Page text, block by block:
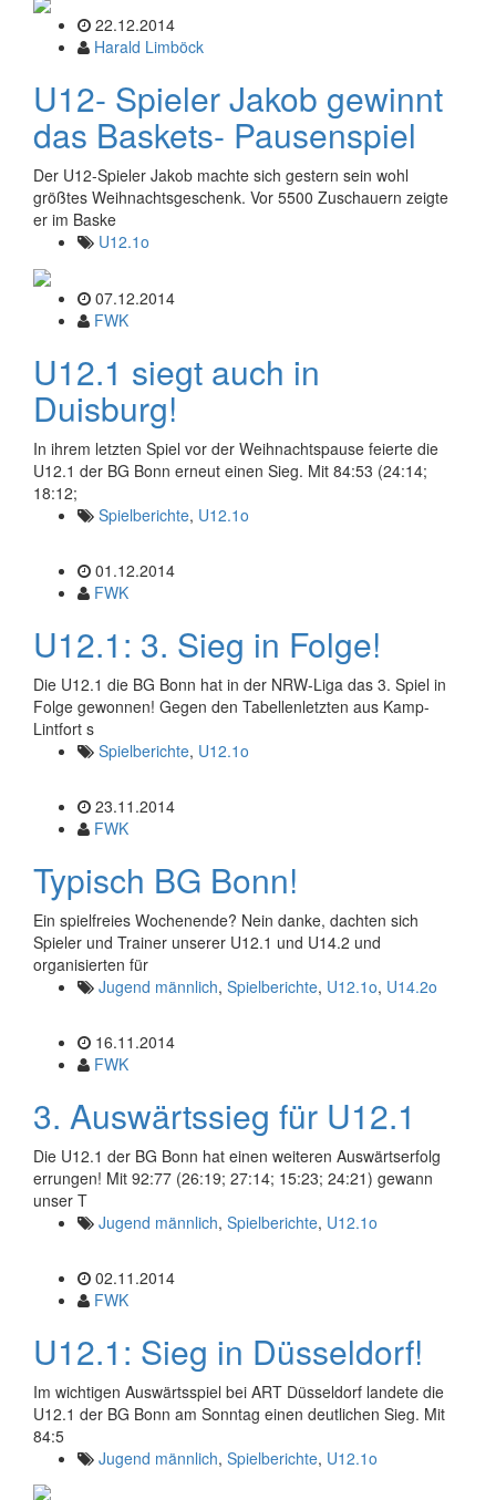
22.12.2014
Harald Limböck
U12- Spieler Jakob gewinnt
das Baskets- Pausenspiel
Der U12-Spieler Jakob machte sich gestern sein wohl
größtes Weihnachtsgeschenk. Vor 5500 Zuschauern zeigte
er im Baske
U12.1o
07.12.2014
FWK
U12.1 siegt auch in
Duisburg!
In ihrem letzten Spiel vor der Weihnachtspause feierte die
U12.1 der BG Bonn erneut einen Sieg. Mit 84:53 (24:14;
18:12;
Spielberichte, U12.1o
01.12.2014
FWK
U12.1: 3. Sieg in Folge!
Die U12.1 die BG Bonn hat in der NRW-Liga das 3. Spiel in
Folge gewonnen! Gegen den Tabellenletzten aus Kamp-
Lintfort s
Spielberichte, U12.1o
23.11.2014
FWK
Typisch BG Bonn!
Ein spielfreies Wochenende? Nein danke, dachten sich
Spieler und Trainer unserer U12.1 und U14.2 und
organisierten für
Jugend männlich, Spielberichte, U12.1o, U14.2o
16.11.2014
FWK
3. Auswärtssieg für U12.1
Die U12.1 der BG Bonn hat einen weiteren Auswärtserfolg
errungen! Mit 92:77 (26:19; 27:14; 15:23; 24:21) gewann
unser T
Jugend männlich, Spielberichte, U12.1o
02.11.2014
FWK
U12.1: Sieg in Düsseldorf!
Im wichtigen Auswärtsspiel bei ART Düsseldorf landete die
U12.1 der BG Bonn am Sonntag einen deutlichen Sieg. Mit
84:5
Jugend männlich, Spielberichte, U12.1o